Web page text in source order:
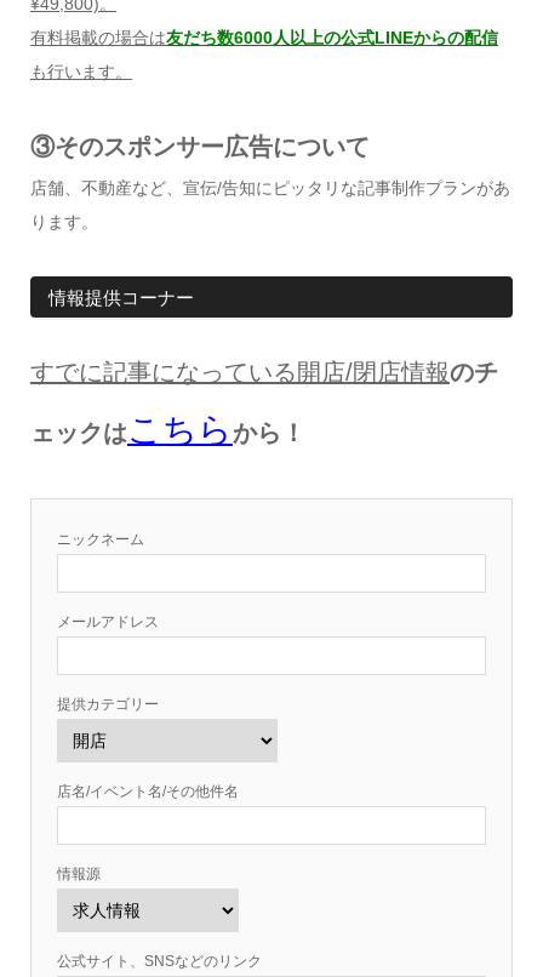
有料掲載の場合は友だち数6000人以上の公式LINEからの配信
も行います。
③そのスポンサー広告について
店舗、不動産など、宣伝/告知にピッタリな記事制作プランがあ
ります。
情報提供コーナー
すでに記事になっている開店/閉店情報のチ
ェックはこちら から！
ニックネーム
メールアドレス
提供カテゴリー
店名/イベント名/その他件名
情報源
公式サイト、SNSなどのリンク